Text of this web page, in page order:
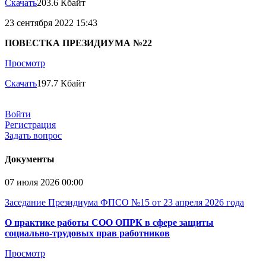
Скачать203.6 Кбайт
23 сентября 2022 15:43
ПОВЕСТКА ПРЕЗИДИУМА №22
Просмотр
Скачать197.7 Кбайт
Войти
Регистрация
Задать вопрос
Документы
07 июля 2026 00:00
Заседание Президиума ФПСО №15 от 23 апреля 2026 года
О практике работы СОО ОПРК в сфере защиты
социально-трудовых прав работников
Просмотр